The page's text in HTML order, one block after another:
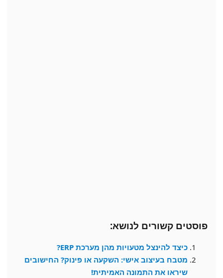
פוסטים קשורים לנושא:
כיצד להינצל מטעויות מהן מערכת ERP?
מטבח בעיצוב אישי: השקעה או פינוק? החישובים
שיראו את התמונה האמיתית!